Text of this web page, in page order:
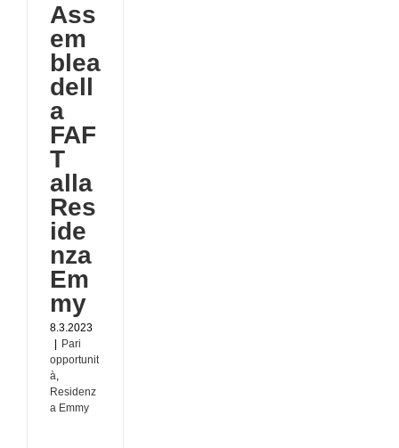
Ass
em
blea
dell
a
FAF
T
alla
Res
ide
nza
Em
my
8.3.2023
Pari
opportunit
à,
Residenz
a Emmy